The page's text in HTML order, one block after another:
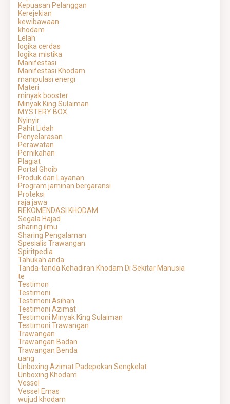
Kepuasan Pelanggan
Kerejekian
kewibawaan
khodam
Lelah
logika cerdas
logika mistika
Manifestasi
Manifestasi Khodam
manipulasi energi
Materi
minyak booster
Minyak King Sulaiman
MYSTERY BOX
Nyinyir
Pahit Lidah
Penyelarasan
Perawatan
Pernikahan
Plagiat
Portal Ghoib
Produk dan Layanan
Program jaminan bergaransi
Proteksi
raja jawa
REKOMENDASI KHODAM
Segala Hajad
sharing ilmu
Sharing Pengalaman
Spesialis Trawangan
Spiritpedia
Tahukah anda
Tanda-tanda Kehadiran Khodam Di Sekitar Manusia
te
Testimon
Testimoni
Testimoni Asihan
Testimoni Azimat
Testimoni Minyak King Sulaiman
Testimoni Trawangan
Trawangan
Trawangan Badan
Trawangan Benda
uang
Unboxing Azimat Padepokan Sengkelat
Unboxing Khodam
Vessel
Vessel Emas
wujud khodam